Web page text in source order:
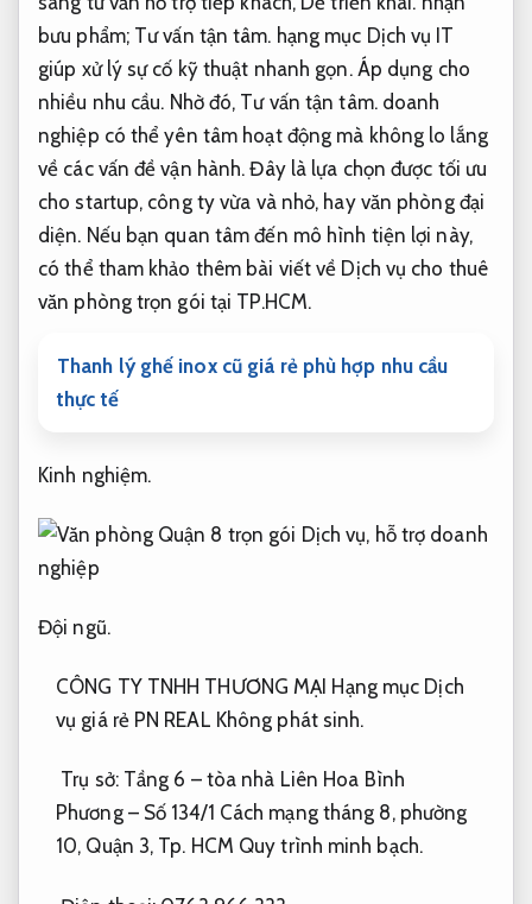
bưu phẩm; Tư vấn tận tâm. hạng mục Dịch vụ IT
giúp xử lý sự cố kỹ thuật nhanh gọn. Áp dụng cho
nhiều nhu cầu. Nhờ đó, Tư vấn tận tâm.doanh
nghiệp có thể yên tâm hoạt động mà không lo lắng
về các vấn đề vận hành. Đây là lựa chọn được tối ưu
cho startup, công ty vừa và nhỏ, hay văn phòng đại
diện. Nếu bạn quan tâm đến mô hình tiện lợi này,
có thể tham khảo thêm bài viết về Dịch vụ cho thuê
văn phòng trọn gói tại TP.HCM.
Thanh lý ghế inox cũ giá rẻ phù hợp nhu cầu
thực tế
Kinh nghiệm.
Đội ngũ.
CÔNG TY TNHH THƯƠNG MẠI Hạng mục Dịch
vụ giá rẻ PN REAL Không phát sinh.
Trụ sở: Tầng 6 – tòa nhà Liên Hoa Bình
Phương – Số 134/1 Cách mạng tháng 8, phường
10, Quận 3, Tp. HCM Quy trình minh bạch.